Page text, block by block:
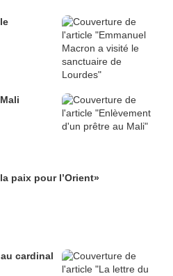
paix pour l’Orient»
cardinal